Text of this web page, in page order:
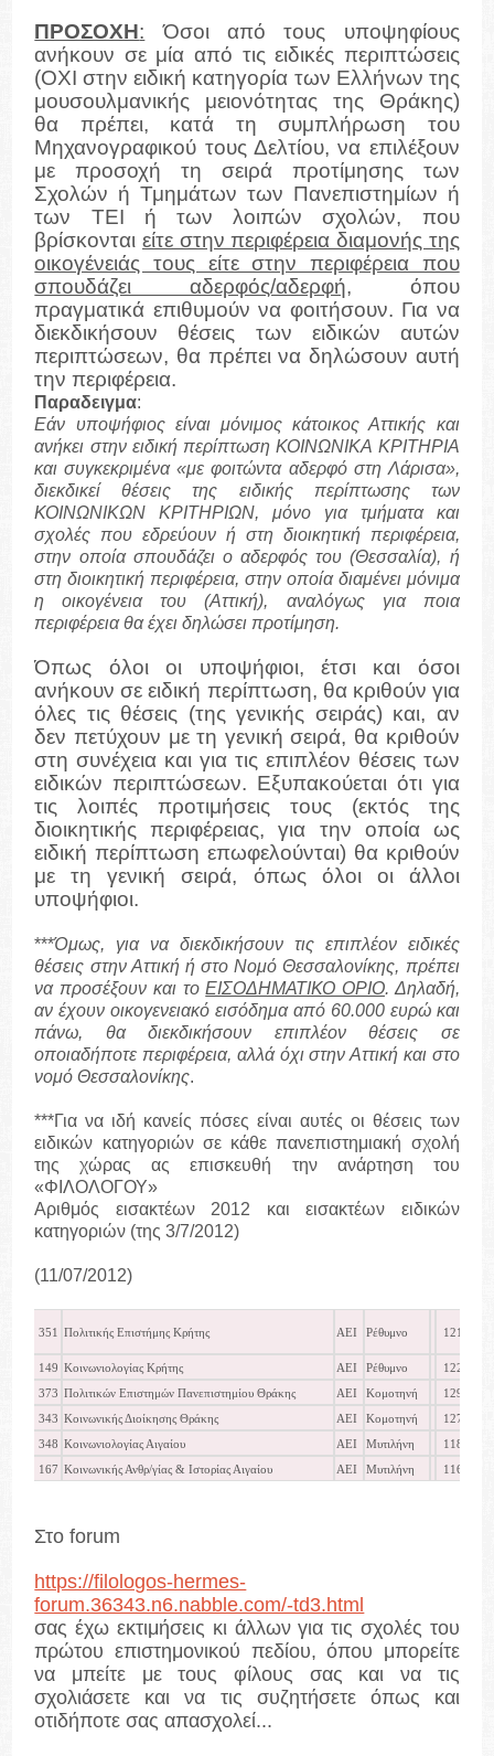
ΠΡΟΣΟΧΗ: Όσοι από τους υποψηφίους
ανήκουν σε μία από τις ειδικές περιπτώσεις
(ΟΧΙ στην ειδική κατηγορία των Ελλήνων της
μουσουλμανικής μειονότητας της Θράκης)
θα πρέπει, κατά τη συμπλήρωση του
Μηχανογραφικού τους Δελτίου, να επιλέξουν
με προσοχή τη σειρά προτίμησης των
Σχολών ή Τμημάτων των Πανεπιστημίων ή
των ΤΕΙ ή των λοιπών σχολών, που
βρίσκονταιείτε στην περιφέρεια διαμονής της
οικογένειάς τους είτε στην περιφέρεια που
σπουδάζει αδερφός/αδερφή, όπου
πραγματικά επιθυμούν να φοιτήσουν. Για να
διεκδικήσουν θέσεις των ειδικών αυτών
περιπτώσεων, θα πρέπει να δηλώσουν αυτή
την περιφέρεια.
Παραδειγμα:
Εάν υποψήφιος είναι μόνιμος κάτοικος Αττικής και
ανήκει στην ειδική περίπτωση ΚΟΙΝΩΝΙΚΑ ΚΡΙΤΗΡΙΑ
και συγκεκριμένα «με φοιτώντα αδερφό στη Λάρισα»,
διεκδικεί θέσεις της ειδικής περίπτωσης των
ΚΟΙΝΩΝΙΚΩΝ ΚΡΙΤΗΡΙΩΝ, μόνο για τμήματα και
σχολές που εδρεύουν ή στη διοικητική περιφέρεια,
στην οποία σπουδάζει ο αδερφός του (Θεσσαλία), ή
στη διοικητική περιφέρεια, στην οποία διαμένει μόνιμα
η οικογένεια του (Αττική), αναλόγως για ποια
περιφέρεια θα έχει δηλώσει προτίμηση.
Όπως όλοι οι υποψήφιοι, έτσι και όσοι
ανήκουν σε ειδική περίπτωση, θα κριθούν για
όλες τις θέσεις (της γενικής σειράς) και, αν
δεν πετύχουν με τη γενική σειρά, θα κριθούν
στη συνέχεια και για τις επιπλέον θέσεις των
ειδικών περιπτώσεων. Εξυπακούεται ότι για
τις λοιπές προτιμήσεις τους (εκτός της
διοικητικής περιφέρειας, για την οποία ως
ειδική περίπτωση επωφελούνται) θα κριθούν
με τη γενική σειρά, όπως όλοι οι άλλοι
υποψήφιοι.
***Όμως, για να διεκδικήσουν τις επιπλέον ειδικές
θέσεις στην Αττική ή στο Νομό Θεσσαλονίκης, πρέπει
να προσέξουν και τοΕΙΣΟΔΗΜΑΤΙΚΟ ΟΡΙΟ. Δηλαδή,
αν έχουν οικογενειακό εισόδημα από 60.000 ευρώ και
πάνω, θα διεκδικήσουν επιπλέον θέσεις σε
οποιαδήποτε περιφέρεια, αλλά όχι στην Αττική και στο
νομό Θεσσαλονίκης.
***Για να ιδή κανείς πόσες είναι αυτές οι θέσεις των
ειδικών κατηγοριών σε κάθε πανεπιστημιακή σχολή
της χώρας ας επισκευθή την ανάρτηση του
«ΦΙΛΟΛΟΓΟΥ»
Αριθμός εισακτέων 2012 και εισακτέων ειδικών
κατηγοριών (της 3/7/2012)
(11/07/2012)
351 Πολιτικής Επιστήμης Κρήτης ΑΕΙ Ρέθυμνο 12145
149 Κοινωνιολογίας Κρήτης ΑΕΙ Ρέθυμνο 12252
373 Πολιτικών Επιστημών Πανεπιστημίου Θράκης ΑΕΙ Κομοτηνή 12927
343 Κοινωνικής Διοίκησης Θράκης ΑΕΙ Κομοτηνή 12719
348 Κοινωνιολογίας Αιγαίου ΑΕΙ Μυτιλήνη 11878
167 Κοινωνικής Ανθρ/γίας & Ιστορίας Αιγαίου ΑΕΙ Μυτιλήνη 11670
Στο forum
https://filologos-hermes-
forum.36343.n6.nabble.com/-td3.html
σας έχω εκτιμήσεις κι άλλων για τις σχολές του
πρώτου επιστημονικού πεδίου, όπου μπορείτε
να μπείτε με τους φίλους σας και να τις
σχολιάσετε και να τις συζητήσετε όπως και
οτιδήποτε σας απασχολεί...